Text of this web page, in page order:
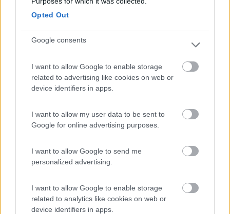
Opted Out
Google consents
I want to allow Google to enable storage
related to advertising like cookies on web or
device identifiers in apps.
I want to allow my user data to be sent to
Google for online advertising purposes.
I want to allow Google to send me
personalized advertising.
I want to allow Google to enable storage
related to analytics like cookies on web or
device identifiers in apps.
Giuseppe
Salvo Sa 2
-
In risposta al messaggio dibottastradel18/03/2020 alle
ragazzino !
"E' bene che si sappia che le vipere non sono immuni dal veleno che
Grinza
64787